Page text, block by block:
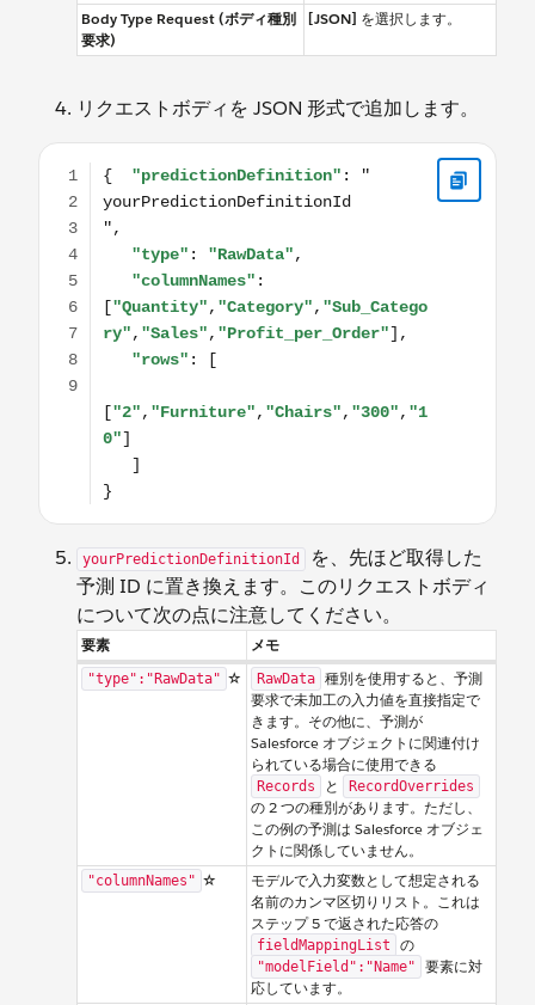
Body Type Request (ボディ種別
要求)
[JSON] を選択します。
リクエストボディを JSON 形式で追加します。
{ "predictionDefinition": " yourPredictionDefinitionId ",
yourPredictionDefinitionId
を、先ほど取得した
予測 ID に置き換えます。このリクエストボディ
について次の点に注意してください。
要素 メモ
"type":"RawData" ☆ RawData 種別を使用すると、予測
要求で未加工の入力値を直接指定で
きます。その他に、予測が
Salesforce オブジェクトに関連付け
られている場合に使用できる
Records と RecordOverrides
の 2 つの種別があります。ただし、
この例の予測は Salesforce オブジェ
クトに関係していません。
"columnNames" ☆
モデルで入力変数として想定される
名前のカンマ区切りリスト。これは
ステップ 5 で返された応答の
fieldMappingList の
"modelField":"Name"
要素に対
応しています。